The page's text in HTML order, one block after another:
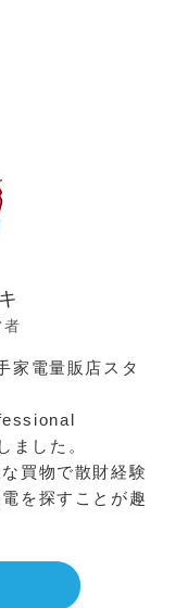
者
家電量販店スタ
ました。
買物で散財経験
を探すことが趣